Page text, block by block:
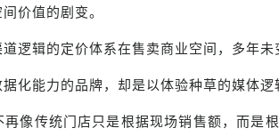
价值的剧变。
逻辑的定价体系在售卖商业空间，多年未
化能力的品牌，却是以体验种草的媒体逻
像传统门店只是根据现场销售额，而是